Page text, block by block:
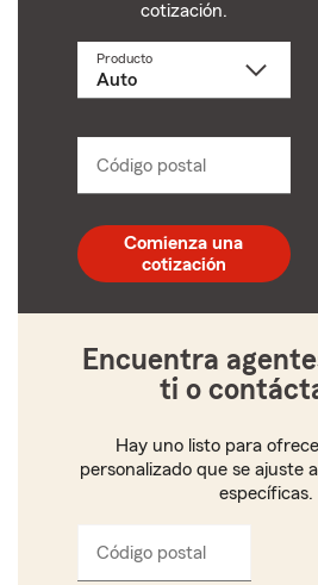
cotización.
ProductoSelecciona
Código postal
postal
de
5
Comienza una
cotización
Encuentra
ti o
Hay uno listo para
personalizado que se ajuste
específicas.
Código postal